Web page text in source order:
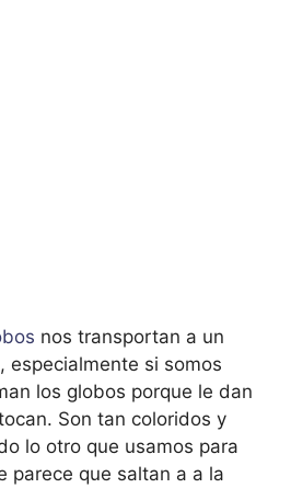
nos transportan a un
especialmente si somos
los globos porque le dan
Son tan coloridos y
lo otro que usamos para
parece que saltan a a la